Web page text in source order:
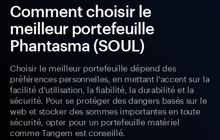
Comment choisir le
meilleur portefeuille
Phantasma (SOUL)
Choisir le meilleur portefeuille dépend des
préférences personnelles, en mettant l'accent sur la
facilité d'utilisation, la fiabilité, la durabilité et la
sécurité. Pour se protéger des dangers basés sur le
web et stocker des sommes importantes en toute
sécurité, opter pour un portefeuille matériel
comme Tangem est conseillé.